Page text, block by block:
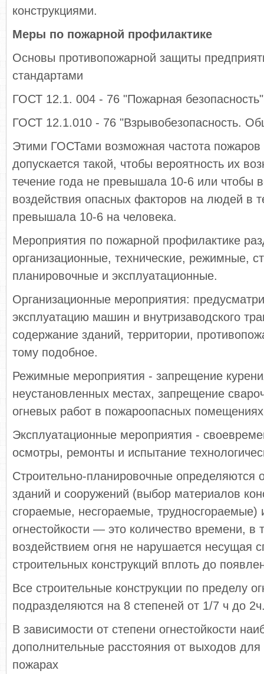
конструкциями.
Меры по пожарной профилактике
Основы противопожарной защиты
стандартами
ГОСТ 12.1. 004 - 76 "Пожарная безопасность"
ГОСТ 12.1.010 - 76 "Взрывобезопасность.
Этими ГОСТами возможная частота пожаров
допускается такой, чтобы вероятность их
течение года не превышала 10-6 или чтобы
воздействия опасных факторов на людей в
превышала 10-6 на человека.
Мероприятия по пожарной профилактике
организационные, технические, режимные,
планировочные и эксплуатационные.
Организационные мероприятия:
эксплуатацию машин и внутризаводского
содержание зданий, территории,
тому подобное.
Режимные мероприятия - запрещение
неустановленных местах, запрещение
огневых работ в пожароопасных
Эксплуатационные мероприятия -
осмотры, ремонты и испытание
Строительно-планировочные определяются
зданий и сооружений (выбор материалов
сгораемые, несгораемые, трудносгораемые)
огнестойкости — это количество времени, в
воздействием огня не нарушается несущая
строительных конструкций вплоть до
Все строительные конструкции по пределу
подразделяются на 8 степеней от 1/7 ч до
В зависимости от степени огнестойкости
дополнительные расстояния от выходов для
пожарах